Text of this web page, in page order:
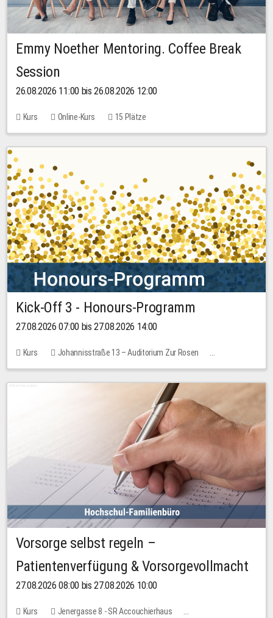
Emmy Noether Mentoring. Coffee Break
Session
26.08.2026 11:00 bis 26.08.2026 12:00
Kurs Online-Kurs 15 Plätze
Kick-Off 3 - Honours-Programm
27.08.2026 07:00 bis 27.08.2026 14:00
Kurs
Johannisstraße 13 – Auditorium Zur Rosen
11 Plätze
Vorsorge selbst regeln –
Patientenverfügung & Vorsorgevollmacht
27.08.2026 08:00 bis 27.08.2026 10:00
Kurs
Jenergasse 8 - SR Accouchierhaus